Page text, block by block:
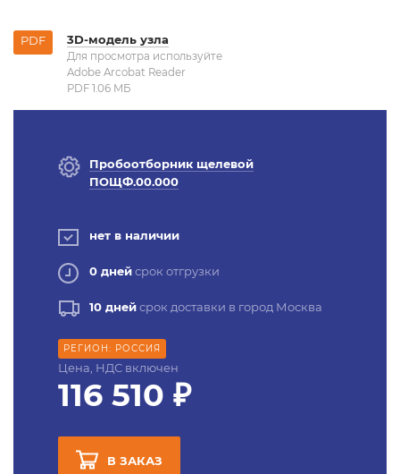
PDF 3D-модель узла
Для просмотра используйте
Adobe Arcobat Reader
PDF 1.06 MБ
Пробоотборник щелевой
ПОЩФ.00.000
нет в наличии
0 днейсрок отгрузки
10 днейсрок доставки в город Москва
РЕГИОН: РОССИЯ
Цена, НДС включен
116 510 ₽
В ЗАКАЗ